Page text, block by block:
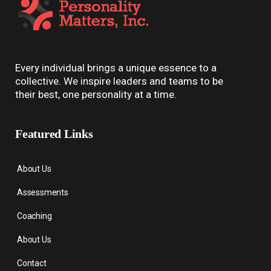
Every individual brings a unique essence to a
collective. We inspire leaders and teams to be
their best, one personality at a time.
Featured Links
About Us
Assessments
Coaching
About Us
Contact